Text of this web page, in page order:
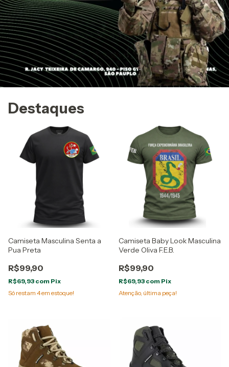
Destaques
Camiseta Masculina Senta a
Pua Preta
R$99,90
R$69,93 com Pix
Só restam 4em estoque!
Camiseta Baby Look Masculina
Verde Oliva F.E.B.
R$99,90
R$69,93 com Pix
Atenção, última peça!